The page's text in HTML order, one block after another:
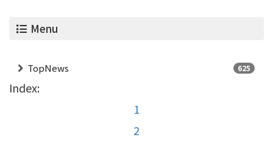
Menu
TopNews 625
Index:
1
2